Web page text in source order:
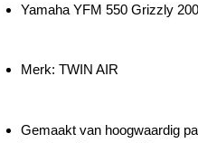
Yamaha YFM 550 Grizzly
Merk: TWIN AIR
Gemaakt van hoogwaardig